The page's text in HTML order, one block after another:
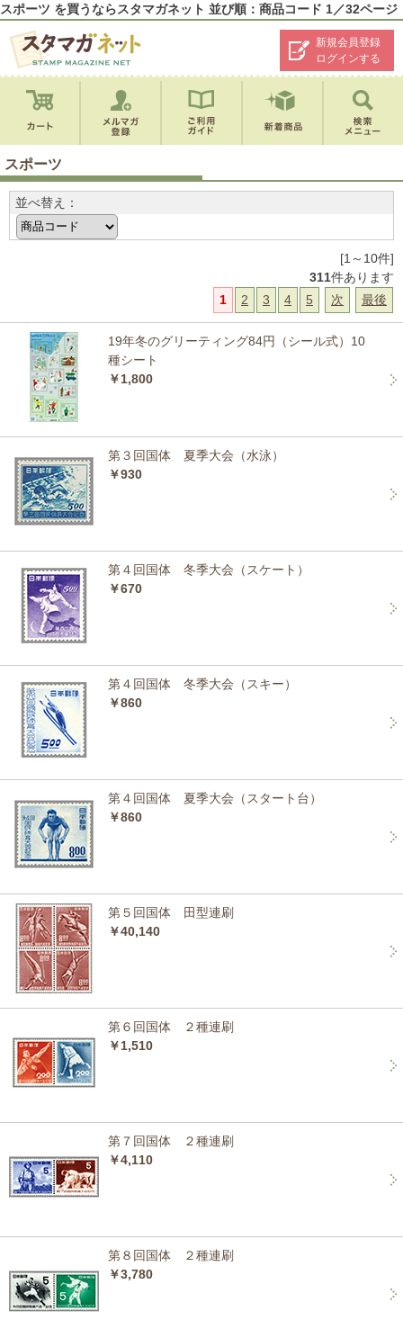
スポーツ を買うならスタマガネット 並び順：商品コード 1／32ページ
新規会員登録
ログインする
スポーツ
並べ替え：
[1～10件]
311件あります
1
2 3 4 5 次 最後
19年冬のグリーティング84円（シール式）10
種シート
￥1,800
第３回国体 夏季大会（水泳）
￥930
第４回国体 冬季大会（スケート）
￥670
第４回国体 冬季大会（スキー）
￥860
第４回国体 夏季大会（スタート台）
￥860
第５回国体 田型連刷
￥40,140
第６回国体 ２種連刷
￥1,510
第７回国体 ２種連刷
￥4,110
第８回国体 ２種連刷
￥3,780